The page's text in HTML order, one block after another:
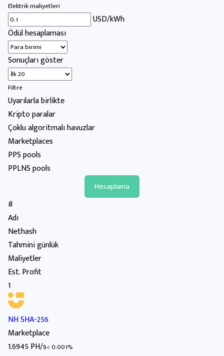
Elektrik maliyetleri
USD/kWh
Ödül hesaplaması
Sonuçları göster
Filtre
Uyarılarla birlikte
Kripto paralar
Çoklu algoritmalı havuzlar
Marketplaces
PPS pools
PPLNS pools
#
Adı
Nethash
Tahmini günlük
Maliyetler
Est. Profit
1
NH SHA-256
Marketplace
1.6945 PH/s< 0.001%